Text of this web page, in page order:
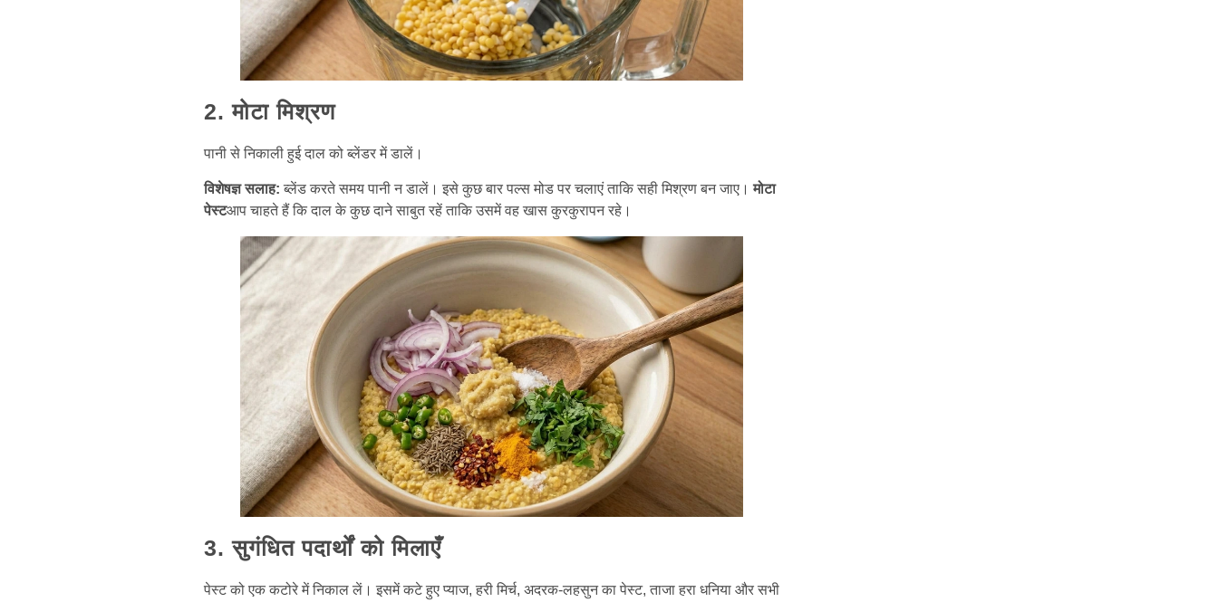
2. मोटा मिश्रण
पानी से निकाली हुई दाल को ब्लेंडर में डालें।
विशेषज्ञ सलाह: ब्लेंड करते समय पानी न डालें। इसे कुछ बार पल्स मोड पर चलाएं ताकि सही मिश्रण बन जाए।मोटा
पेस्टआप चाहते हैं कि दाल के कुछ दाने साबुत रहें ताकि उसमें वह खास कुरकुरापन रहे।
3. सुगंधित पदार्थों को मिलाएँ
पेस्ट को एक कटोरे में निकाल लें। इसमें कटे हुए प्याज, हरी मिर्च, अदरक-लहसुन का पेस्ट, ताजा हरा धनिया और सभी